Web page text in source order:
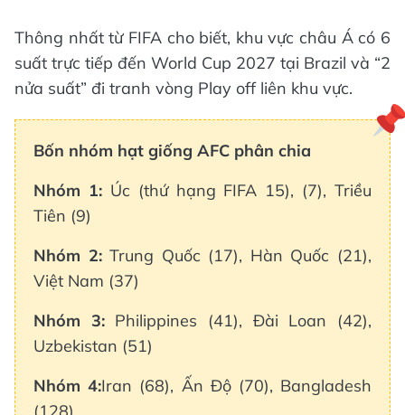
Thông nhất từ FIFA cho biết, khu vực châu Á có 6
suất trực tiếp đến World Cup 2027 tại Brazil và “2
nửa suất” đi tranh vòng Play off liên khu vực.
Bốn nhóm hạt giống AFC phân chia
Nhóm 1:Úc (thứ hạng FIFA 15), (7), Triều
Tiên (9)
Nhóm 2:Trung Quốc (17), Hàn Quốc (21),
Việt Nam (37)
Nhóm 3:Philippines (41), Đài Loan (42),
Uzbekistan (51)
Nhóm 4:Iran (68), Ấn Độ (70), Bangladesh
(128).